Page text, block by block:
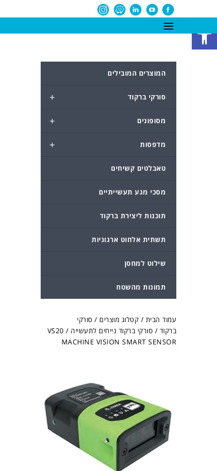
פתח סרגל נגישות
המוצרים המובילים
+ סורקי ברקוד
+ מסופונים
+ מדפסות
טאבלטים קשיחים
מסכי מגע תעשייתיים
תוכנות ליצירת ברקוד
תשתית אלחוט ארגוניות
שילוט למחסן
תמונות מהשטח
עמוד הבית / קטלוג מוצרים / סורקי
ברקוד / סורקי ברקוד נייחים לתעשייה
/ VS20
MACHINE VISION SMART SENSOR